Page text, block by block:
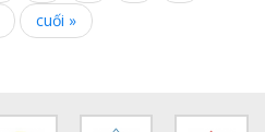
cuối »